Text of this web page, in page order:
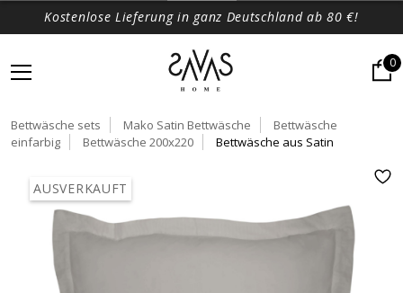
Kostenlose Lieferung in ganz Deutschland ab 80 €!
0
Bettwäsche sets Mako Satin Bettwäsche
Bettwäsche
einfarbig
Bettwäsche 200x220 Bettwäsche aus Satin
AUSVERKAUFT